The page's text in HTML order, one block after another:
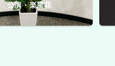
公演・楽屋花